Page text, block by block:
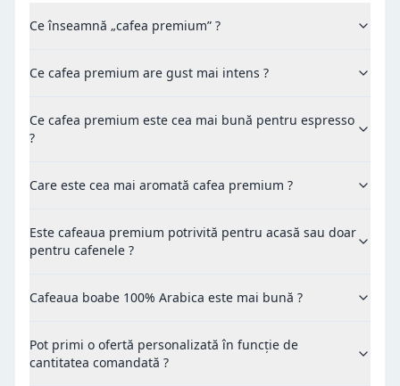
Ce înseamnă „cafea premium” ?
Ce cafea premium are gust mai intens ?
Ce cafea premium este cea mai bună pentru espresso
?
Care este cea mai aromată cafea premium ?
Este cafeaua premium potrivită pentru acasă sau doar
pentru cafenele ?
Cafeaua boabe 100% Arabica este mai bună ?
Pot primi o ofertă personalizată în funcție de
cantitatea comandată ?